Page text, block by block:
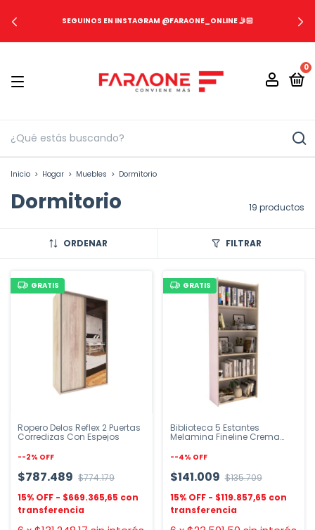
SEGUINOS EN INSTAGRAM @FARAONE_ONLINE 🤳🏻
0
Inicio > Hogar > Muebles > Dormitorio
Dormitorio 19 productos
ORDENAR FILTRAR
GRATIS
Ropero Delos Reflex 2 Puertas
Corredizas Con Espejos
--2% OFF
$787.489 $774.179
$669.365,65
GRATIS
Biblioteca 5 Estantes
Melamina Fineline Crema
--4% OFF
$141.009 $135.709
$119.857,65